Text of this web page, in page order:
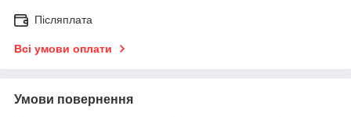
Післяплата
Всі умови оплати
Умови повернення